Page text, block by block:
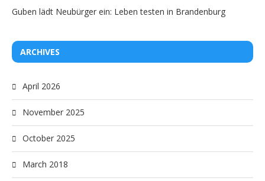
Guben lädt Neubürger ein: Leben testen in Brandenburg
ARCHIVES
April 2026
November 2025
October 2025
March 2018